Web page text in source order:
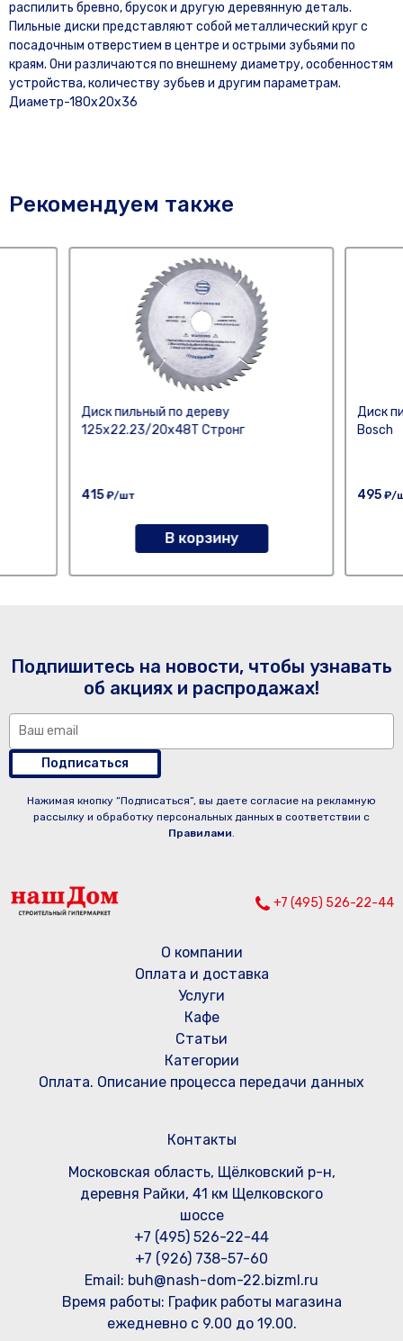
распилить бревно, брусок и другую деревянную деталь.
Пильные диски представляют собой металлический круг с
посадочным отверстием в центре и острыми зубьями по
краям. Они различаются по внешнему диаметру, особенностям
устройства, количеству зубьев и другим параметрам.
Диаметр-180х20х36
Рекомендуем также
Диск пильный по дереву
125х22.23/20x48T Стронг
415₽/шт
В корзину
Диск
Bosch
495 ₽/
Подпишитесь на новости, чтобы узнавать
об акциях и распродажах!
Подписаться
Нажимая кнопку “Подписаться”, вы даете согласие на рекламную
рассылку и обработку персональных данных в соответствии с
Правилами.
+7 (495) 526-22-44
О компании
Оплата и доставка
Услуги
Кафе
Статьи
Категории
Оплата. Описание процесса передачи данных
Контакты
Московская область, Щёлковский р-н,
деревня Райки, 41 км Щелковского
шоссе
+7 (495) 526-22-44
+7 (926) 738-57-60
Email: buh@nash-dom-22.bizml.ru
Время работы: График работы магазина
ежедневно с 9.00 до 19.00.